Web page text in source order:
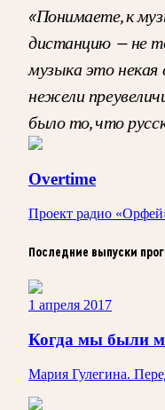
«Понимаете, к
дистанцию — не
музыка это
нежели
было то, что
Overtime
Проект радио
Последние выпуски
1 апреля 2017
Когда мы были
Мария Гулегина.